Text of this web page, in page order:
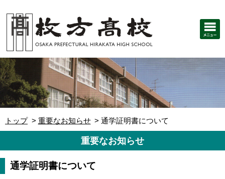
トップ 重要なお知らせ 通学証明書について
重要なお知らせ
通学証明書について